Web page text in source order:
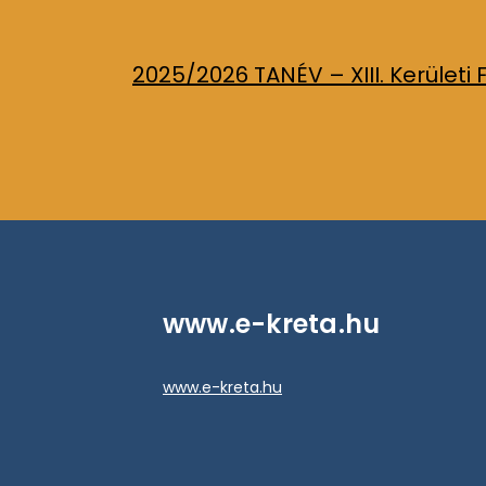
2025/2026 TANÉV – XIII.
www.e-kreta.hu
www.e-kreta.hu